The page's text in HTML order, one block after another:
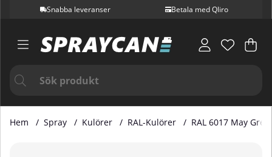
Snabba leveranser Betala med Qliro
.
Hem Spray Kulörer RAL-Kulörer RAL 6017 May